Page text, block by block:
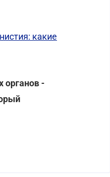
какие
органов -